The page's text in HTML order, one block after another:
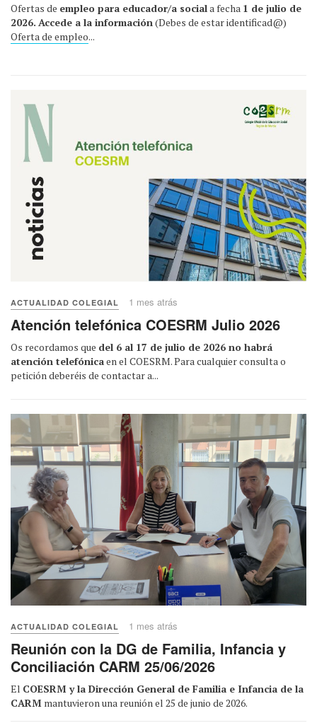
Ofertas de empleo para educador/a sociala fecha 1 de julio de
2026. Accede a la información (Debes de estar identificad@)
Oferta de empleo...
ACTUALIDAD COLEGIAL 1 mes atrás
Atención telefónica COESRM Julio 2026
Os recordamos que del 6 al 17 de julio de 2026 no habrá
atención telefónicaen el COESRM. Para cualquier consulta o
petición deberéis de contactar a...
ACTUALIDAD COLEGIAL 1 mes atrás
Reunión con la DG de Familia, Infancia y
Conciliación CARM 25/06/2026
El COESRM y la Dirección General de Familia e Infancia de la
CARM mantuvieron una reunión el 25 de junio de 2026.